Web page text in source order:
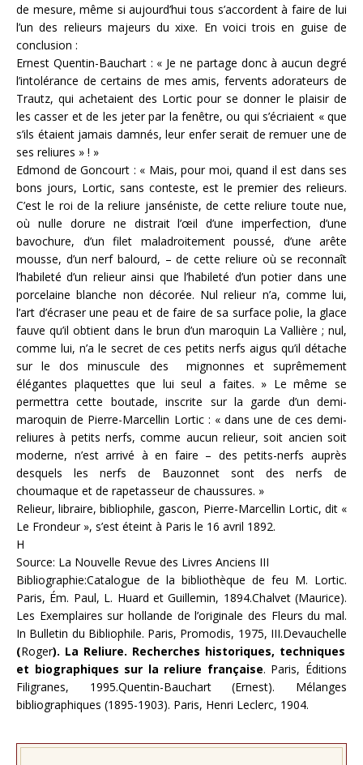
de mesure, même si aujourd’hui tous s’accordent à faire de lui
l’un des relieurs majeurs du xixe. En voici trois en guise de
conclusion :
Ernest Quentin-Bauchart : « Je ne partage donc à aucun degré
l’intolérance de certains de mes amis, fervents adorateurs de
Trautz, qui achetaient des Lortic pour se donner le plaisir de
les casser et de les jeter par la fenêtre, ou qui s’écriaient « que
s’ils étaient jamais damnés, leur enfer serait de remuer une de
ses reliures » ! »
Edmond de Goncourt : « Mais, pour moi, quand il est dans ses
bons jours, Lortic, sans conteste, est le premier des relieurs.
C’est le roi de la reliure janséniste, de cette reliure toute nue,
où nulle dorure ne distrait l’œil d’une imperfection, d’une
bavochure, d’un filet maladroitement poussé, d’une arête
mousse, d’un nerf balourd, – de cette reliure où se reconnaît
l’habileté d’un relieur ainsi que l’habileté d’un potier dans une
porcelaine blanche non décorée. Nul relieur n’a, comme lui,
l’art d’écraser une peau et de faire de sa surface polie, la glace
fauve qu’il obtient dans le brun d’un maroquin La Vallière ; nul,
comme lui, n’a le secret de ces petits nerfs aigus qu’il détache
sur le dos minuscule des mignonnes et suprêmement
élégantes plaquettes que lui seul a faites. » Le même se
permettra cette boutade, inscrite sur la garde d’un demi-
maroquin de Pierre-Marcellin Lortic : « dans une de ces demi-
reliures à petits nerfs, comme aucun relieur, soit ancien soit
moderne, n’est arrivé à en faire – des petits-nerfs auprès
desquels les nerfs de Bauzonnet sont des nerfs de
choumaque et de rapetasseur de chaussures. »
Relieur, libraire, bibliophile, gascon, Pierre-Marcellin Lortic, dit «
Le Frondeur », s’est éteint à Paris le 16 avril 1892.
H
Source: La Nouvelle Revue des Livres Anciens III
Bibliographie:Catalogue de la bibliothèque de feu M. Lortic.
Paris, Ém. Paul, L. Huard et Guillemin, 1894.Chalvet (Maurice).
Les Exemplaires sur hollande de l’originale des Fleurs du mal.
In Bulletin du Bibliophile. Paris, Promodis, 1975, III.Devauchelle
(Roger). La Reliure. Recherches historiques, techniques
et biographiques sur la reliure française. Paris, Éditions
Filigranes, 1995.Quentin-Bauchart (Ernest). Mélanges
bibliographiques (1895-1903). Paris, Henri Leclerc, 1904.